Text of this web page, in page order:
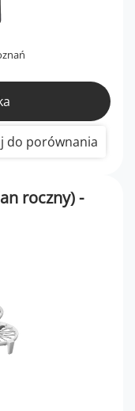
do porównania
roczny) -